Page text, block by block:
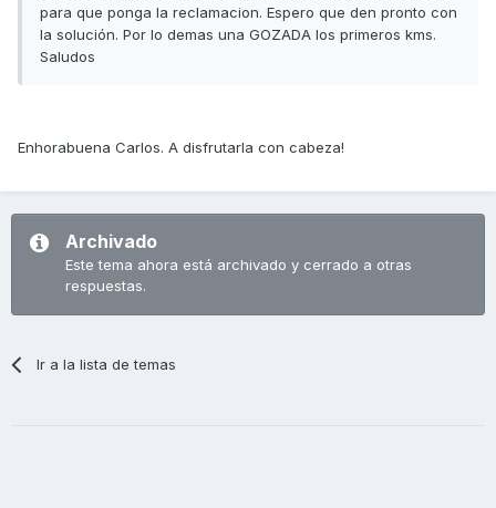
para que ponga la reclamacion. Espero que den pronto con
la solución. Por lo demas una GOZADA los primeros kms.
Saludos
Enhorabuena Carlos. A disfrutarla con cabeza!
Archivado
Este tema ahora está archivado y cerrado a otras
respuestas.
Ir a la lista de temas